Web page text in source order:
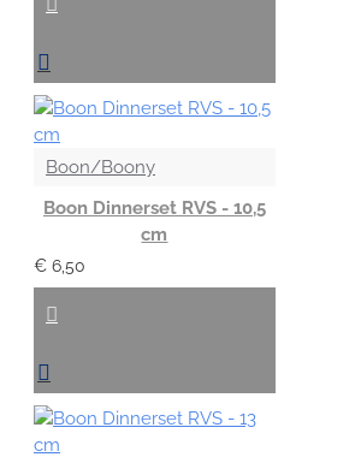
Boon/Boony
Boon Dinnerset RVS - 10,5
cm
€ 6,50